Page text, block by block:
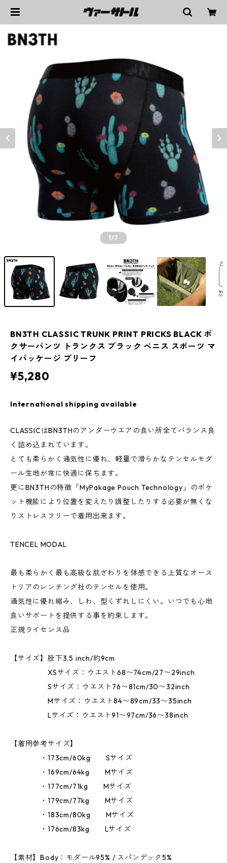
1/7
BN3TH CLASSIC TRUNK PRINT PRICKS BLACK ボ
クサーパンツ トランクス ブラック ベニス スポーツ マ
イパッケージ ブリーフ
¥5,280
International shipping available
CLASSICはBN3THのアンダーウエアの良い所全てバランス良
く詰め込まれています。
とても柔らかく通気性に優れ、軽量で滑らかなテンセルモダ
ール生地が常に快適に保ちます。
更にBN3THの特徴「MyPakage Pouch Technology」のポケ
ット機能により位置を変えたり調整したりする必要が無くな
りストレスフリーで着用出来ます。
TENCEL MODAL
最も柔らかく最も高級な肌ざわりを体感できる上質なオース
トリアのレンチング社のテンセルを使用。
通気性に優れ縮み、しわ、型くずれしにくい。いつでも心地
良いサポートを提供する事を約束します。
正規ライセンス品
【サイズ】股下3.5 inch/約9cm
XSサイズ：ウエスト68〜74cm/27〜29inch
Sサイズ：ウエスト76〜81cm/30〜32inch
Mサイズ：ウエスト84〜89cm/33〜35inch
Lサイズ：ウエスト91〜97cm/36〜38inch
【着用参考サイズ】
・173cm/60kg Sサイズ
・169cm/64kg Mサイズ
・177cm/71kg Mサイズ
・179cm/77kg Mサイズ
・183cm/80kg Mサイズ
・176cm/83kg Lサイズ
【素材】Body：モダール95% / スパンデック5%